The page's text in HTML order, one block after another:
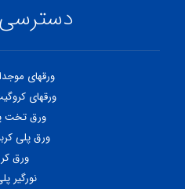
ورقهای
ورقهای
ورق تخت
ورق پلی
ورق
نورگیر